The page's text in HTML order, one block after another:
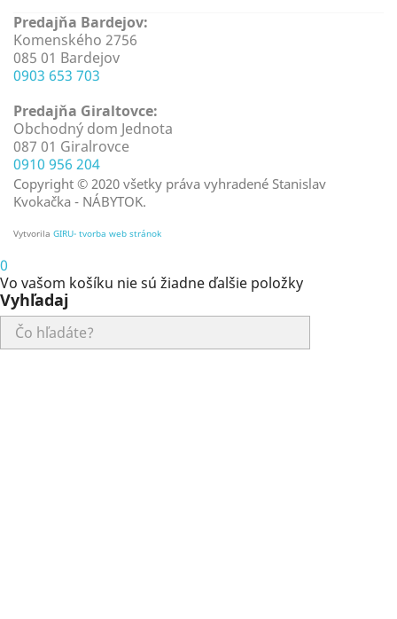
Predajňa Bardejov:
Komenského 2756
085 01 Bardejov
0903 653 703
Predajňa Giraltovce:
Obchodný dom Jednota
087 01 Giralrovce
0910 956 204
Copyright © 2020 všetky práva vyhradené Stanislav
Kvokačka - NÁBYTOK.
Vytvorila GIRU- tvorba web stránok
0
Vo vašom košíku nie sú žiadne ďalšie položky
Vyhľadaj